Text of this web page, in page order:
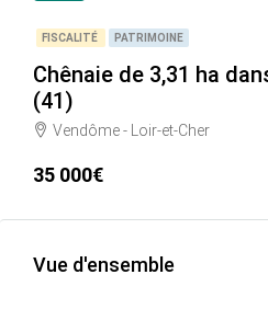
FISCALITÉ PATRIMOINE
Chênaie de 3,31 ha
(41)
Vendôme - Loir-et-Cher
35 000€
Vue d'ensemble